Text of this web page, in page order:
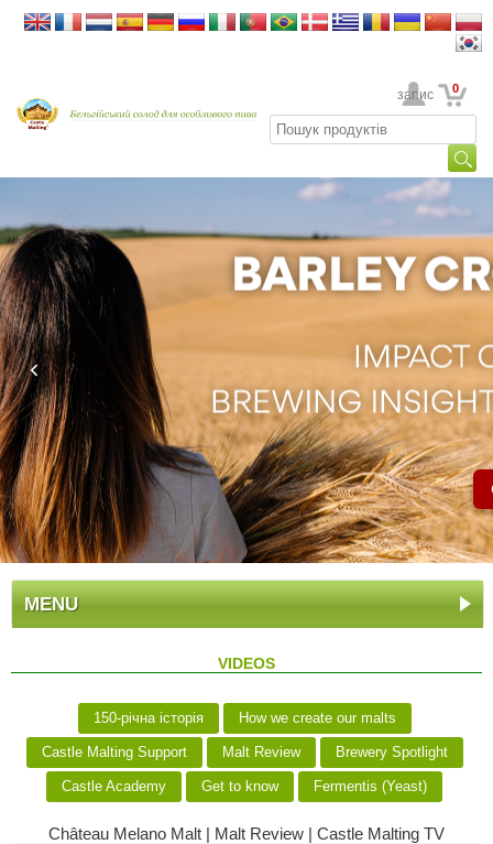
Ваш обліковий запис 0
MENU
VIDEOS
150-річна історія How we create our malts
Castle Malting Support Malt Review Brewery Spotlight
Castle Academy Get to know Fermentis (Yeast)
Château Melano Malt | Malt Review | Castle Malting TV